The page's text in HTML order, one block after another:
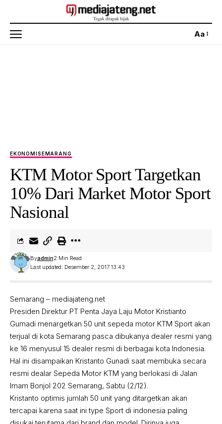
Aa
EKONOMISEMARANG
KTM Motor Sport Targetkan
10% Dari Market Motor Sport
Nasional
Last updated: Desember 2, 2017 13:43
Byadmin2 Min Read
Semarang – mediajateng.net
Presiden Direktur PT Penta Jaya Laju Motor Kristianto
Gumadi menargetkan 50 unit sepeda motor KTM Sport akan
terjual di kota Semarang pasca dibukanya dealer resmi yang
ke 16 menyusul 15 dealer resmi di berbagai kota Indonesia.
Hal ini disampaikan Kristanto Gunadi saat membuka secara
resmi dealar Sepeda Motor KTM yang berlokasi di Jalan
Imam Bonjol 202 Semarang, Sabtu (2/12).
Kristanto optimis jumlah 50 unit yang ditargetkan akan
tercapai karena saat ini type Sport di indonesia paling